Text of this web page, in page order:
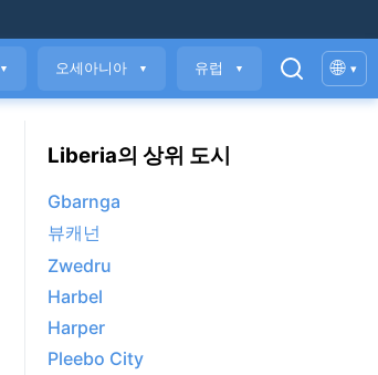
▼ 오세아니아 ▼ 유럽 ▼ 🌐 ▾
Liberia의 상위 도시
Gbarnga
뷰캐넌
Zwedru
Harbel
Harper
Pleebo City